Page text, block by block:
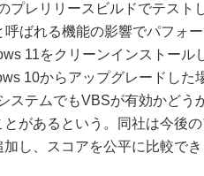
プレリリースビルドでテスト
ばれる機能の影響でパフォ
11をクリーンインストール
10からアップグレードした
ステムでもVBSが有効かどう
があるという。同社は今後
し、スコアを公平に比較で